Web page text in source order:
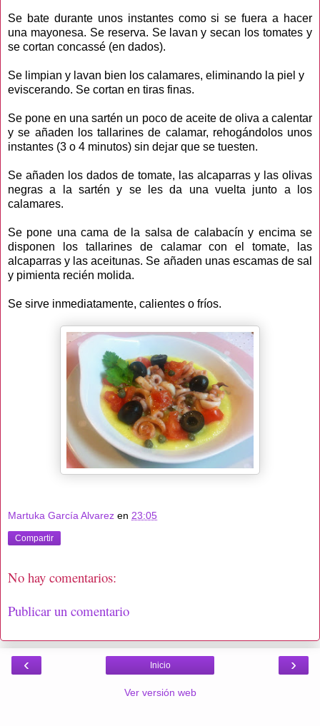
Se bate durante unos instantes como si se fuera a hacer
una mayonesa. Se reserva. Se lavan y secan los tomates y
se cortan concassé (en dados).
Se limpian y lavan bien los calamares, eliminando la piel y
eviscerando. Se cortan en tiras finas.
Se pone en una sartén un poco de aceite de oliva a calentar
y se añaden los tallarines de calamar, rehogándolos unos
instantes (3 o 4 minutos) sin dejar que se tuesten.
Se añaden los dados de tomate, las alcaparras y las olivas
negras a la sartén y se les da una vuelta junto a los
calamares.
Se pone una cama de la salsa de calabacín y encima se
disponen los tallarines de calamar con el tomate, las
alcaparras y las aceitunas. Se añaden unas escamas de sal
y pimienta recién molida.
Se sirve inmediatamente, calientes o fríos.
Martuka García Alvarez en 23:05
Compartir
No hay comentarios:
Publicar un comentario
‹ ›
Inicio
Ver versión web